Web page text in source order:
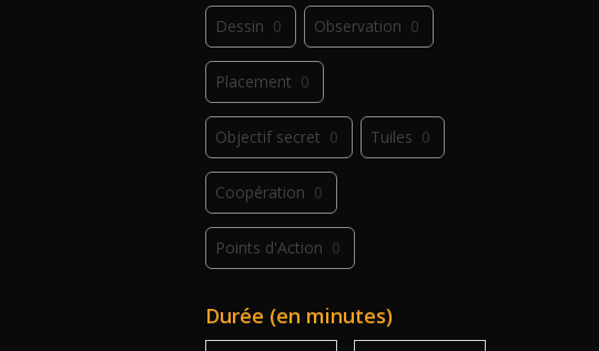
Dessin 0 Observation 0
Placement 0
Objectif secret 0 Tuiles 0
Coopération 0
Points d'Action 0
Déplacement 0
Durée (en minutes)